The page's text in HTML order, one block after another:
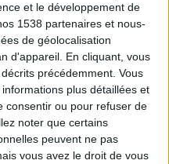
et le développement de
1538 partenaires et nous-
de géolocalisation
d'appareil. En cliquant, vous
précédemment. Vous
plus détaillées et
consentir ou pour refuser de
noter que certains
peuvent ne pas
vous avez le droit de vous